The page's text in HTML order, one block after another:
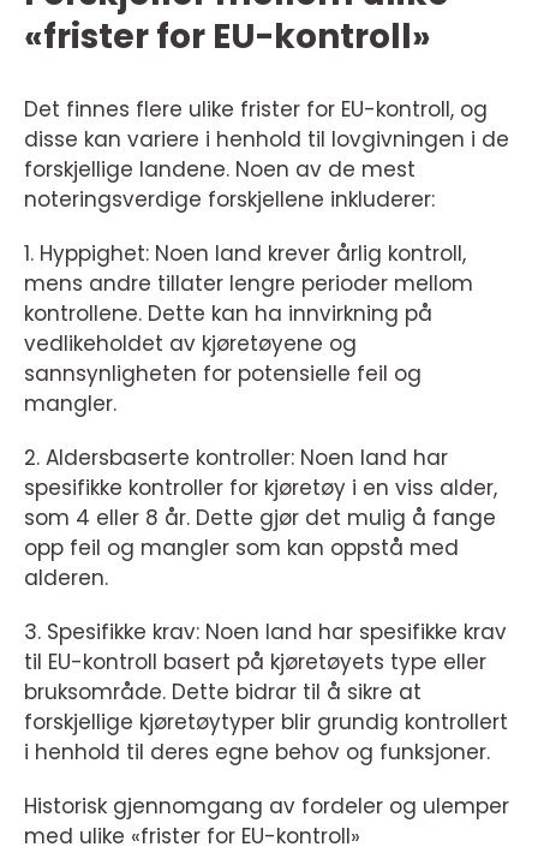
«frister for EU-kontroll»
Det finnes flere ulike frister for EU-kontroll, og
disse kan variere i henhold til lovgivningen i de
forskjellige landene. Noen av de mest
noteringsverdige forskjellene inkluderer:
1. Hyppighet: Noen land krever årlig kontroll,
mens andre tillater lengre perioder mellom
kontrollene. Dette kan ha innvirkning på
vedlikeholdet av kjøretøyene og
sannsynligheten for potensielle feil og
mangler.
2. Aldersbaserte kontroller: Noen land har
spesifikke kontroller for kjøretøy i en viss alder,
som 4 eller 8 år. Dette gjør det mulig å fange
opp feil og mangler som kan oppstå med
alderen.
3. Spesifikke krav: Noen land har spesifikke krav
til EU-kontroll basert på kjøretøyets type eller
bruksområde. Dette bidrar til å sikre at
forskjellige kjøretøytyper blir grundig kontrollert
i henhold til deres egne behov og funksjoner.
Historisk gjennomgang av fordeler og ulemper
med ulike «frister for EU-kontroll»